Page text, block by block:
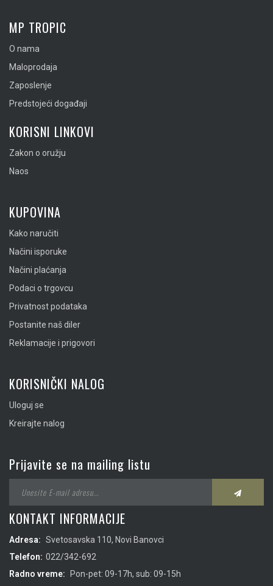
MP TROPIC
O nama
Maloprodaja
Zaposlenje
Predstojeći događaji
KORISNI LINKOVI
Zakon o oružju
Naos
KUPOVINA
Kako naručiti
Načini isporuke
Načini plaćanja
Podaci o trgovcu
Privatnost podataka
Postanite naš diler
Reklamacije i prigovori
KORISNIČKI NALOG
Uloguj se
Kreirajte nalog
Prijavite se na mailing listu
KONTAKT INFORMACIJE
Adresa: Svetosavska 110, Novi Banovci
Telefon: 022/342-692
Radno vreme:
Pon-pet: 09-17h, sub: 09-15h